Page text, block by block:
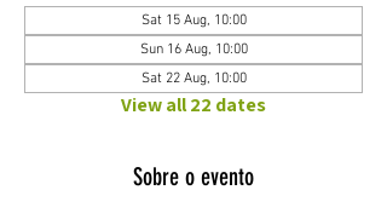
Sat 15 Aug, 10:00
Sun 16 Aug, 10:00
Sat 22 Aug, 10:00
View all 22 dates
Sobre o evento